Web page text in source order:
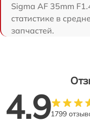
Sigma AF 35mm
статистике в
запчастей.
4.91799